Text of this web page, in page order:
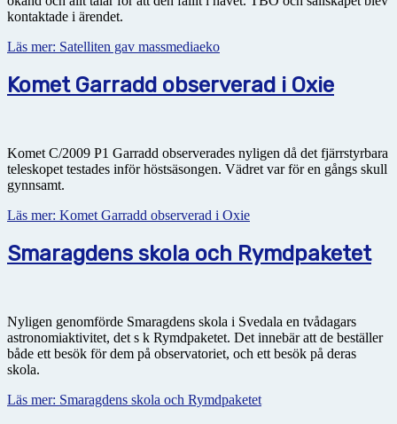
kontaktade i ärendet.
Läs mer: Satelliten gav massmediaeko
Komet Garradd observerad i Oxie
Komet C/2009 P1 Garradd observerades nyligen då det fjärrstyrbara
teleskopet testades inför höstsäsongen. Vädret var för en gångs skull
gynnsamt.
Läs mer: Komet Garradd observerad i Oxie
Smaragdens skola och Rymdpaketet
Nyligen genomförde Smaragdens skola i Svedala en tvådagars
astronomiaktivitet, det s k Rymdpaketet. Det innebär att de beställer
både ett besök för dem på observatoriet, och ett besök på deras
skola.
Läs mer: Smaragdens skola och Rymdpaketet